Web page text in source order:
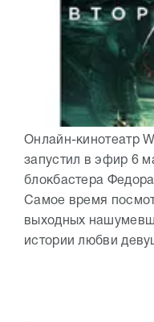
Онлайн-кинотеатр
запустил в эфир 6
блокбастера
Самое время
выходных
истории любви